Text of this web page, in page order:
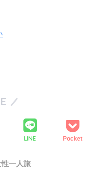
LINE Pocket
性一人旅